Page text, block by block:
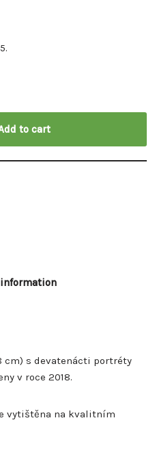
to cart
cm) s devatenácti portréty
v roce 2018.
vytištěna na kvalitním